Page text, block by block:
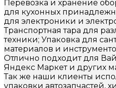
Перевозка и хранение
для кухонных
для электроники и
Транспортная тара для
техники; Упаковка для
материалов и
Отлично подходит для
Яндекс Маркет и других
Так же наши клиенты
упаковки автозапчастей,